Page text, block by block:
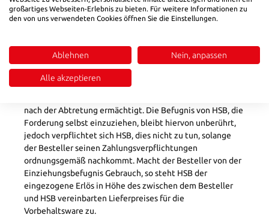
zusammen mit anderen Waren, die nicht HSB gehören,
weiterveräußert oder wird sie mit einem Grundstück oder
des Bestellers gegen seine Abnehmer in Höhe des
zwischen dem Besteller und HSB vereinbarten
Lieferpreises für die Vorbehaltsware als abgetreten.
nach der Abtretung ermächtigt. Die Befugnis von HSB, die
Forderung selbst einzuziehen, bleibt hiervon unberührt,
jedoch verpflichtet sich HSB, dies nicht zu tun, solange
der Besteller seinen Zahlungsverpflichtungen
ordnungsgemäß nachkommt. Macht der Besteller von der
Einziehungsbefugnis Gebrauch, so steht HSB der
eingezogene Erlös in Höhe des zwischen dem Besteller
und HSB vereinbarten Lieferpreises für die
Vorbehaltsware zu.
großartiges Webseiten-Erlebnis zu bieten. Für weitere Informationen zu
den von uns verwendeten Cookies öffnen Sie die Einstellungen.
Ablehnen Nein, anpassen
Alle akzeptieren